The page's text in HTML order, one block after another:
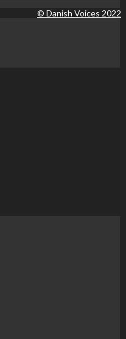
© Danish Voices 2022